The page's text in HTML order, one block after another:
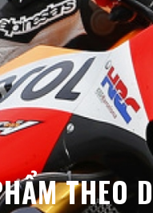
THEO